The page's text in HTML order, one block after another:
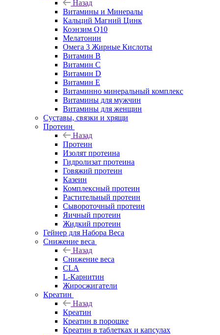
Назад
Витамины и Минералы
Кальций Магний Цинк
Коэнзим Q10
Мелатонин
Омега 3 Жирные Кислоты
Витамин B
Витамин C
Витамин D
Витамин E
Витаминно минеральный комплекс
Витамины для мужчин
Витамины для женщин
Суставы, связки и хрящи
Протеин
Назад
Протеин
Изолят протеина
Гидролизат протеина
Говяжий протеин
Казеин
Комплексный протеин
Растительный протеин
Сывороточный протеин
Яичный протеин
Жидкий протеин
Гейнер для Набора Веса
Снижение веса
Назад
Снижение веса
CLA
L-Карнитин
Жиросжигатели
Креатин
Назад
Креатин
Креатин в порошке
Креатин в таблетках и капсулах